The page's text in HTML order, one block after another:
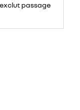
passage